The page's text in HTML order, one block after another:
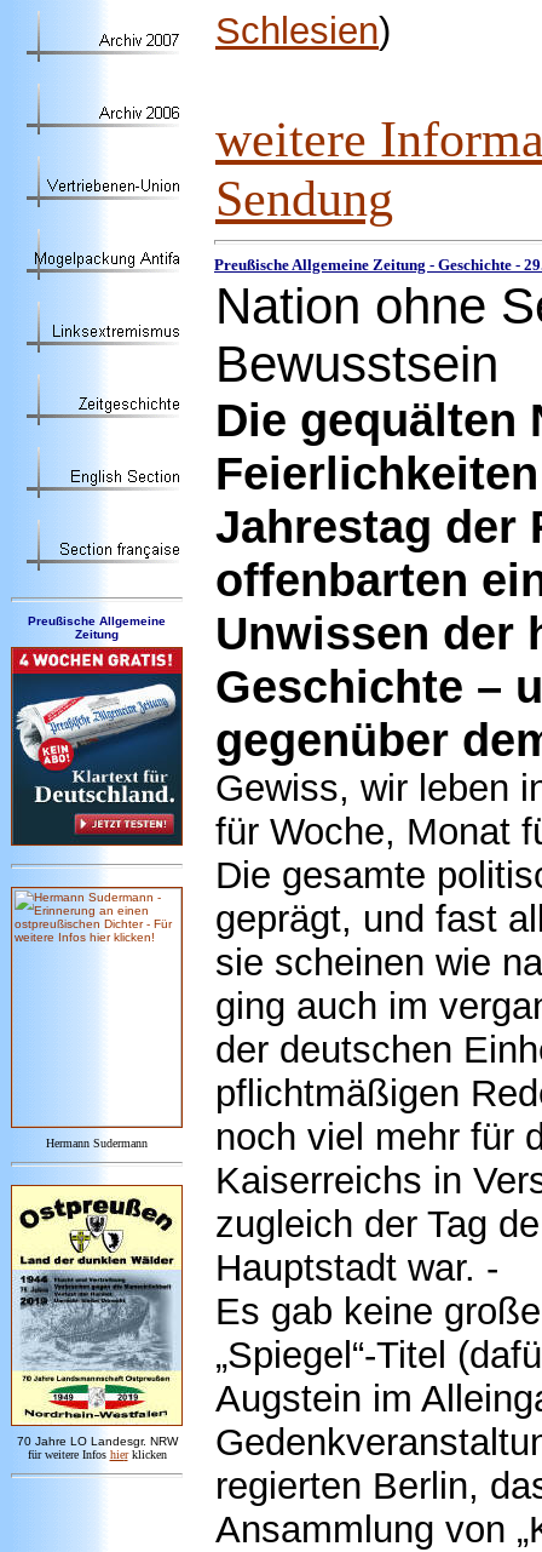
Preußische Allgemeine
Zeitung
Hermann Sudermann
70 Jahre LO Landesgr. NRW
für weitere Infos hier klicken
Schlesien)
weitere
Sendung
Preußische Allgemeine Zeitung - Geschichte -
Nation ohne
Bewusstsein
Die gequälten
Jahrestag der
offenbarten
Unwissen der
Geschichte –
gegenüber
Gewiss, wir leben
für Woche, Monat
Die gesamte
geprägt, und fast
sie scheinen wie
ging auch im
der deutschen
pflichtmäßigen
noch viel mehr für
Kaiserreichs in
zugleich der Tag
Hauptstadt war. -
Es gab keine
„Spiegel“-Titel
Augstein im
regierten Berlin,
Ansammlung von